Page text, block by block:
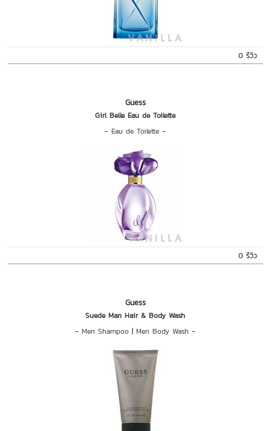
0 รีวิว
Guess
Girl Belle Eau de Toilette
-Eau de Toilette -
0 รีวิว
Guess
Suede Man Hair & Body Wash
-Men Shampoo |Men Body Wash -